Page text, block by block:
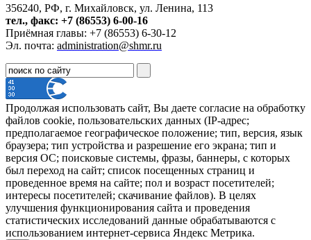
356240, РФ, г. Михайловск, ул. Ленина, 113
тел., факс: +7 (86553) 6-00-16
Приёмная главы: +7 (86553) 6-30-12
Эл. почта: administration@shmr.ru
Продолжая использовать сайт, Вы даете согласие на обработку
файлов cookie, пользовательских данных (IP-адрес;
предполагаемое географическое положение; тип, версия, язык
браузера; тип устройства и разрешение его экрана; тип и
версия ОС; поисковые системы, фразы, баннеры, с которых
был переход на сайт; список посещенных страниц и
проведенное время на сайте; пол и возраст посетителей;
интересы посетителей; скачивание файлов). В целях
улучшения функционирования сайта и проведения
статистических исследований данные обрабатываются с
использованием интернет-сервиса Яндекс Метрика.